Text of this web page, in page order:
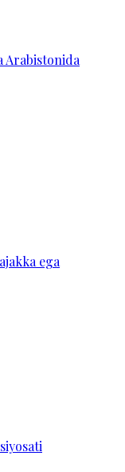
Arabistonida
ega